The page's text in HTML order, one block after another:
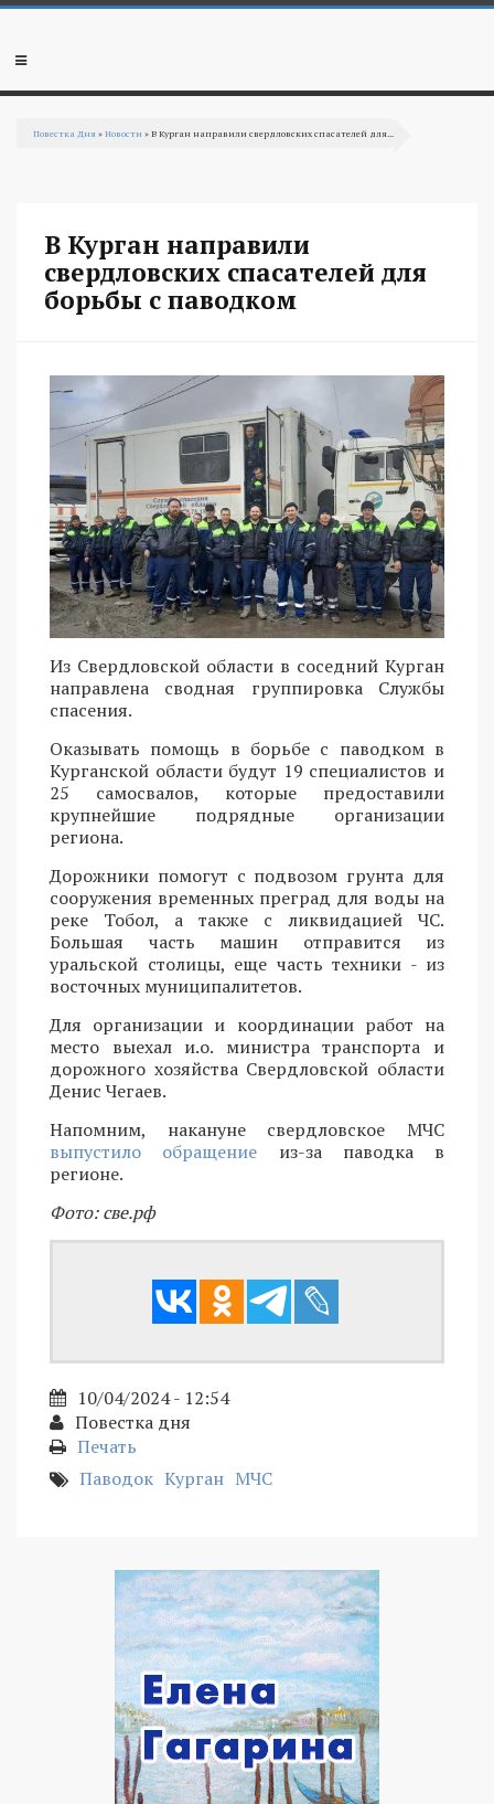
Перейти к основному содержанию
Мобильное
Повестка Дня »Новости » В Курган направили свердловских спасателей для...
В Курган направили
свердловских спасателей для
борьбы с паводком
Из Свердловской области в соседний Курган
направлена сводная группировка Службы
спасения.
Оказывать помощь в борьбе с паводком в
Курганской области будут 19 специалистов и
25 самосвалов, которые предоставили
крупнейшие подрядные организации
региона.
Дорожники помогут с подвозом грунта для
сооружения временных преград для воды на
реке Тобол, а также с ликвидацией ЧС.
Большая часть машин отправится из
уральской столицы, еще часть техники - из
восточных муниципалитетов.
Для организации и координации работ на
место выехал и.о. министра транспорта и
дорожного хозяйства Свердловской области
Денис Чегаев.
Напомним, накануне свердловское МЧС
выпустило обращение из-за паводка в
регионе.
Фото: све.рф
10/04/2024 - 12:54
Повестка дня
Печать
Паводок Курган МЧС